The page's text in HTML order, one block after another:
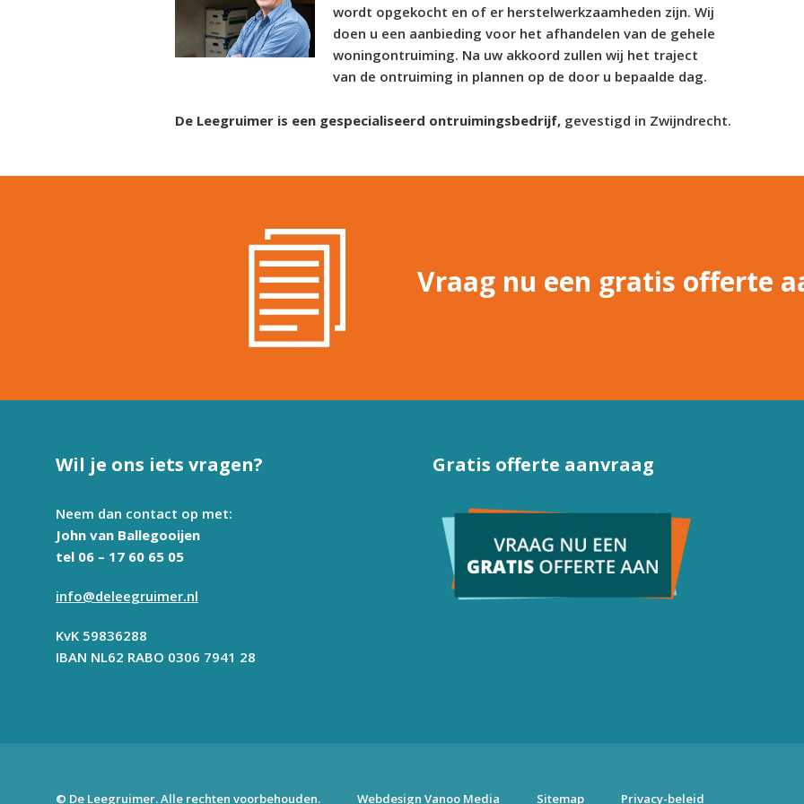
wordt opgekocht en of er herstelwerkzaamheden zijn. Wij
doen u een aanbieding voor het afhandelen van de gehele
woningontruiming. Na uw akkoord zullen wij het traject
van de ontruiming in plannen op de door u bepaalde dag.
De Leegruimer is een gespecialiseerd ontruimingsbedrijf, gevestigd in Zwijndrecht.
Vraag nu een gratis offerte
Wil je ons iets vragen?
Neem dan contact op met:
John van Ballegooijen
tel 06 – 17 60 65 05
info@deleegruimer.nl
KvK 59836288
IBAN NL62 RABO 0306 7941 28
Gratis offerte aanvraag
© De Leegruimer. Alle rechten voorbehouden. Webdesign Vanoo Media Sitemap Privacy-beleid